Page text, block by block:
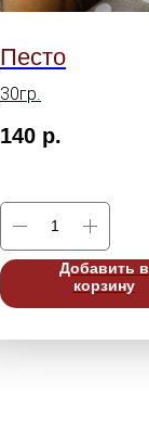
Песто
30гр.
140 р.
Добавить в
корзину